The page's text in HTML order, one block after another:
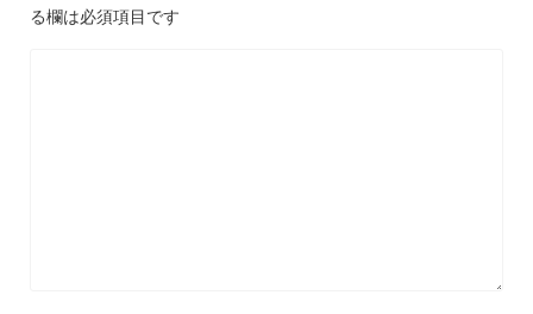
る欄は必須項目です